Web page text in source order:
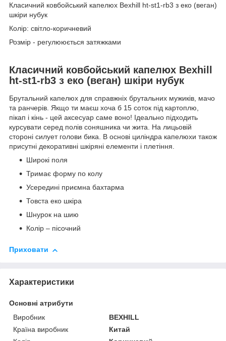
Класичний ковбойський капелюх Bexhill ht-st1-rb3 з еко (веган)
шкіри нубук
Колір: світло-коричневий
Розмір - регулююється затяжками
Класичний ковбойський капелюх Bexhill
ht-st1-rb3 з еко (веган) шкіри нубук
Брутальний капелюх для справжніх брутальних мужиків, мачо
та ранчерів. Якщо ти маєш хоча б 15 соток під картоплю,
пікап і кінь - цей аксесуар саме воно! Ідеально підходить
курсувати серед полів соняшника чи жита. На лицьовій
стороні силует голови бика. В основі циліндра капелюхи також
присутні декоративні шкіряні елементи і плетіння.
Широкі поля
Тримає форму по колу
Усередині приємна бахтарма
Товста еко шкіра
Шнурок на шию
Колір – пісочний
Приховати
Характеристики
Основні атрибути
Виробник
BEXHILL
Країна виробник
Китай